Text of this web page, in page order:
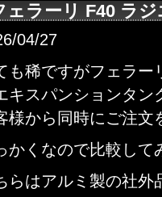
ェラーリ F40 ラ
04/27
も稀ですがフェラ
キスパンションタ
様から同時にご注文
かくなので比較して
らはアルミ製の社外